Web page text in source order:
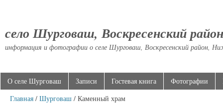
село Шурговаш, Воскресенский район
информация и фотографии о селе Шурговаш, Воскресенский район,
О селе Шурговаш Записи Гостевая книга Фотографии
Главная / Шурговаш / Каменный храм